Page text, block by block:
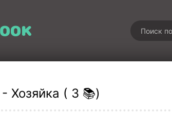
Хозяйка ( 3 📚)